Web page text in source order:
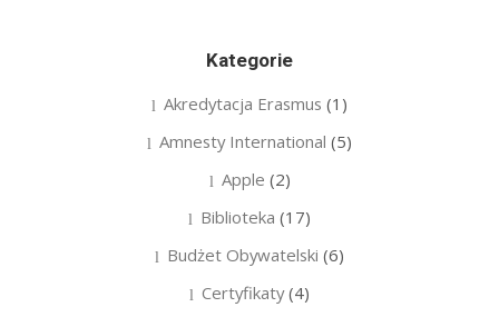
Kategorie
Akredytacja Erasmus (1)
Amnesty International (5)
Apple (2)
Biblioteka (17)
Budżet Obywatelski (6)
Certyfikaty(4)